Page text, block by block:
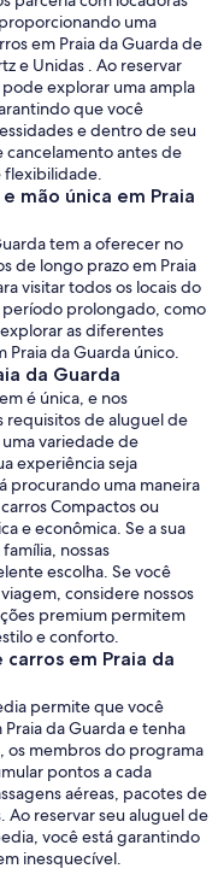
uma
em Praia da Guarda de
e Unidas . Ao reservar
explorar uma ampla
que você
e dentro de seu
cancelamento antes de
flexibilidade.
mão única em Praia
tem a oferecer no
de longo prazo em Praia
visitar todos os locais do
prolongado, como
as diferentes
Praia da Guarda único.
da Guarda
é única, e nos
requisitos de aluguel de
variedade de
experiência seja
procurando uma maneira
Compactos ou
e econômica. Se a sua
nossas
escolha. Se você
considere nossos
premium permitem
e conforto.
em Praia da
permite que você
da Guarda e tenha
os membros do programa
pontos a cada
aéreas, pacotes de
Ao reservar seu aluguel de
você está garantindo
inesquecível.